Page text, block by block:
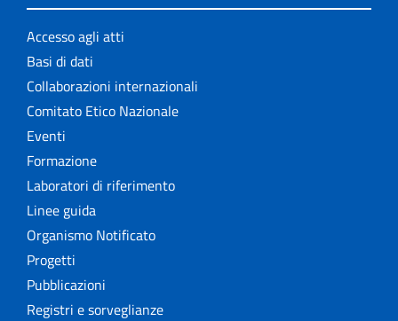
Accesso agli atti
Basi di dati
Collaborazioni internazionali
Comitato Etico Nazionale
Eventi
Formazione
Laboratori di riferimento
Linee guida
Organismo Notificato
Progetti
Pubblicazioni
Registri e sorveglianze